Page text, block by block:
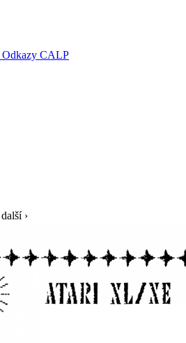
Odkazy CALP
další ›